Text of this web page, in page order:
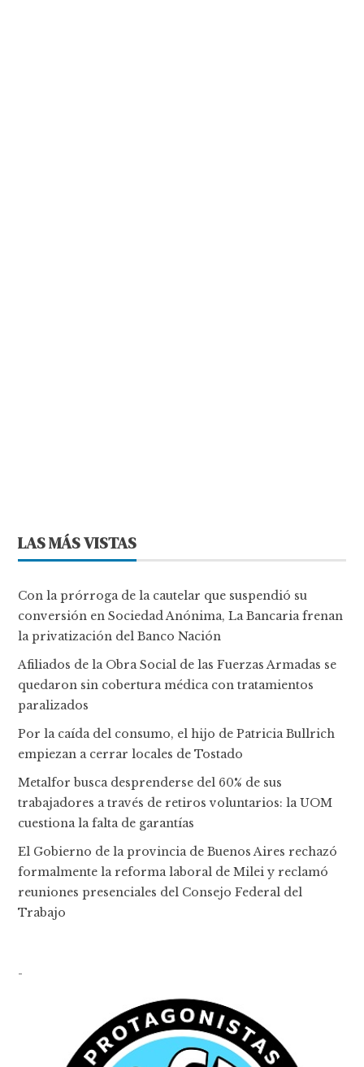
LAS MÁS VISTAS
Con la prórroga de la cautelar que suspendió su
conversión en Sociedad Anónima, La Bancaria frenan
la privatización del Banco Nación
Afiliados de la Obra Social de las Fuerzas Armadas se
quedaron sin cobertura médica con tratamientos
paralizados
Por la caída del consumo, el hijo de Patricia Bullrich
empiezan a cerrar locales de Tostado
Metalfor busca desprenderse del 60% de sus
trabajadores a través de retiros voluntarios: la UOM
cuestiona la falta de garantías
El Gobierno de la provincia de Buenos Aires rechazó
formalmente la reforma laboral de Milei y reclamó
reuniones presenciales del Consejo Federal del
Trabajo
-